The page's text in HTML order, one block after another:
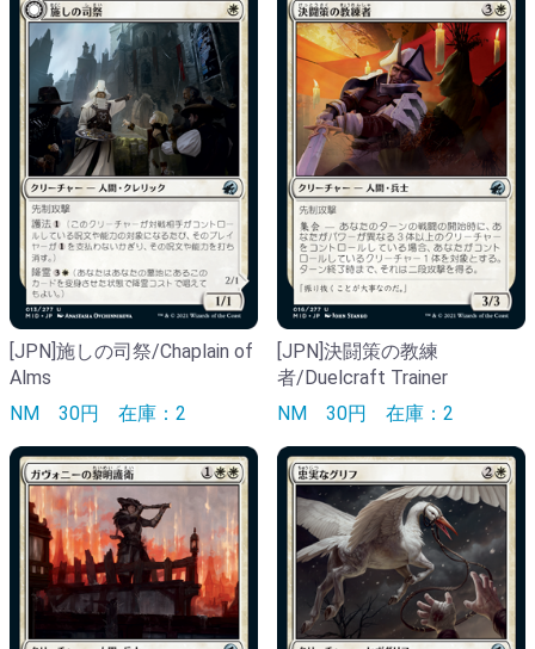
[JPN]施しの司祭/Chaplain of
Alms
NM 30円 在庫：2
[JPN]決闘策の教練
者/Duelcraft Trainer
NM 30円 在庫：2